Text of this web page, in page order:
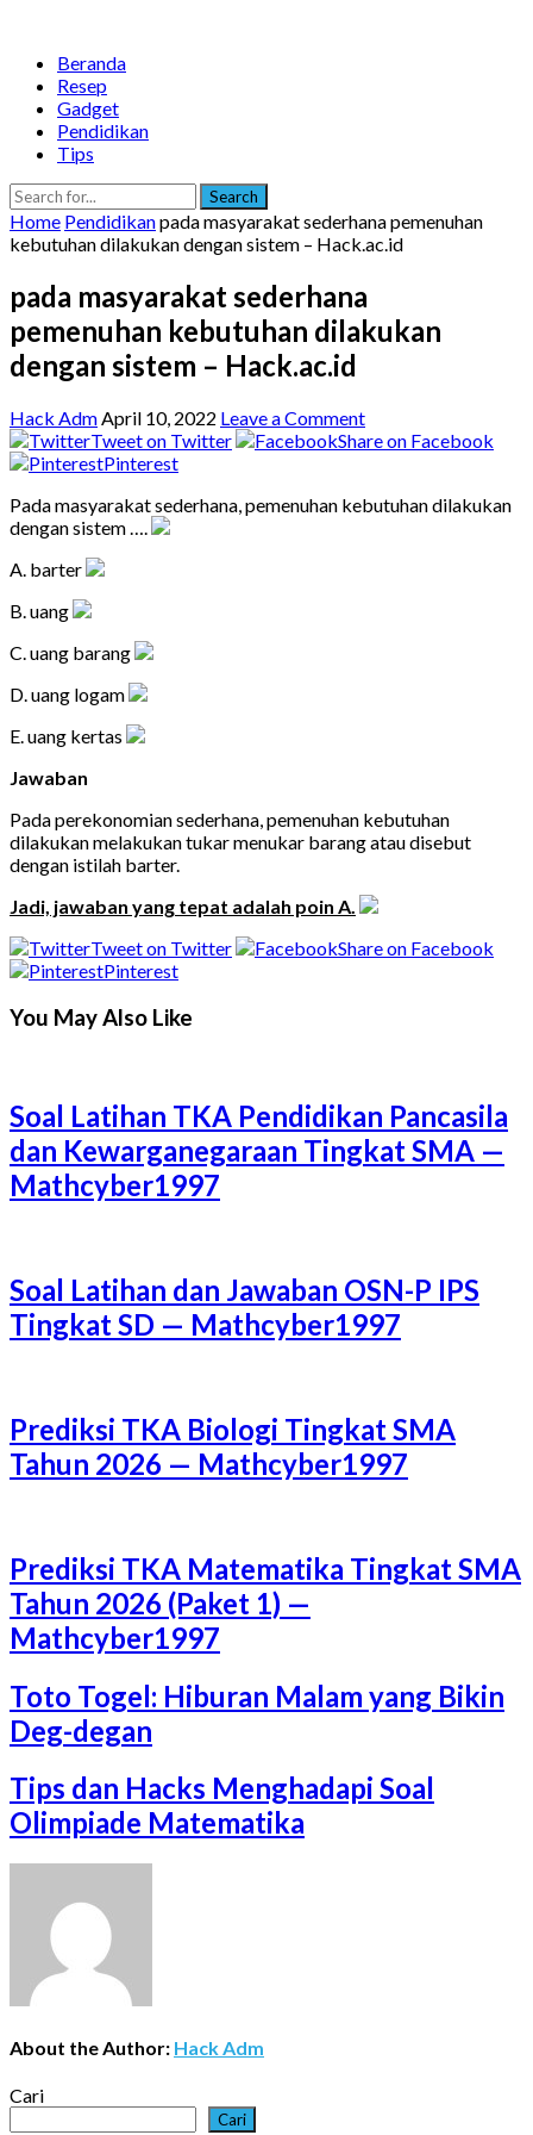
Beranda
Resep
Gadget
Pendidikan
Tips
Search
Home Pendidikanpada masyarakat sederhana pemenuhan
kebutuhan dilakukan dengan sistem – Hack.ac.id
pada masyarakat sederhana
pemenuhan kebutuhan dilakukan
dengan sistem – Hack.ac.id
Hack AdmApril 10, 2022 Leave a Comment
Tweet on Twitter
Share on Facebook
Pinterest
Pada masyarakat sederhana, pemenuhan kebutuhan dilakukan
dengan sistem ….
A. barter
B. uang
C. uang barang
D. uang logam
E. uang kertas
Jawaban
Pada perekonomian sederhana, pemenuhan kebutuhan
dilakukan melakukan tukar menukar barang atau disebut
dengan istilah barter.
Jadi, jawaban yang tepat adalah poin A.
Tweet on Twitter
Share on Facebook
Pinterest
You May Also Like
Soal Latihan TKA Pendidikan Pancasila
dan Kewarganegaraan Tingkat SMA —
Mathcyber1997
Soal Latihan dan Jawaban OSN-P IPS
Tingkat SD — Mathcyber1997
Prediksi TKA Biologi Tingkat SMA
Tahun 2026 — Mathcyber1997
Prediksi TKA Matematika Tingkat SMA
Tahun 2026 (Paket 1) —
Mathcyber1997
Toto Togel: Hiburan Malam yang Bikin
Deg-degan
Tips dan Hacks Menghadapi Soal
Olimpiade Matematika
About the Author: Hack Adm
Cari
Cari